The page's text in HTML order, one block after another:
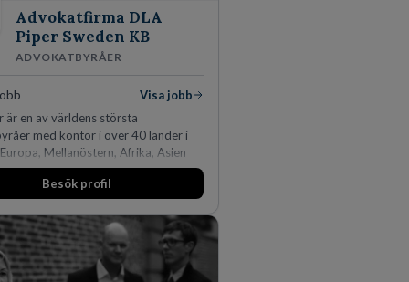
Advokatfirma DLA
Piper Sweden KB
ADVOKATBYRÅER
Visa jobb
är en av världens största
med kontor i över 40 länder i
Mellanöstern, Afrika, Asien
Vi är specialister inom
alla områden och vi har några
jurister på fem kontor i Stockholm,
Århus, Oslo och Helsingfors kan vi
erbjuda våra klienter en unik,
gränsöverskridande nordisk
Besök profil